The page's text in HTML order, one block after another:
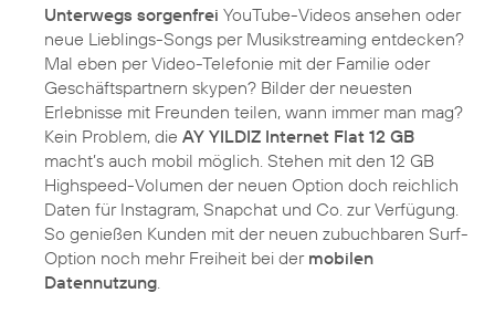
Unterwegs sorgenfrei YouTube-Videos ansehen oder
neue Lieblings-Songs per Musikstreaming entdecken?
Mal eben per Video-Telefonie mit der Familie oder
Geschäftspartnern skypen? Bilder der neuesten
Erlebnisse mit Freunden teilen, wann immer man mag?
Kein Problem, die AY YILDIZ Internet Flat 12 GB
macht’s auch mobil möglich. Stehen mit den 12 GB
Highspeed-Volumen der neuen Option doch reichlich
Daten für Instagram, Snapchat und Co. zur Verfügung.
So genießen Kunden mit der neuen zubuchbaren Surf-
Option noch mehr Freiheit bei der mobilen
Datennutzung